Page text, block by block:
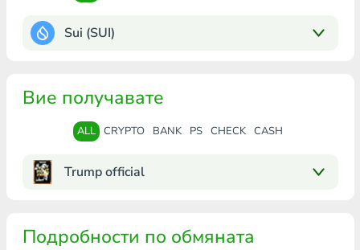
Sui (SUI)
Вие получавате
ALL CRYPTO BANK PS CHECK CASH
Trump official
Подробности по обмяната